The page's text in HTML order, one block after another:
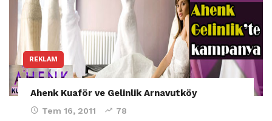
REKLAM
Ahenk Kuaför ve Gelinlik Arnavutköy
Tem 16, 2011 78